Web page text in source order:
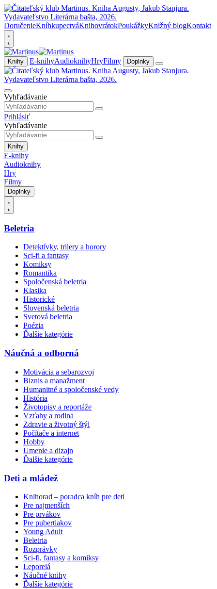
DoručenieKníhkupectváKnihovrátokPoukážkyKnižný blogKontakt
Knihy E-knihyAudioknihyHryFilmy Doplnky
Vyhľadávanie
Prihlásiť
Vyhľadávanie
Knihy
E-knihy
Audioknihy
Hry
Filmy
Doplnky
Beletria
Detektívky, trilery a horory
Sci-fi a fantasy
Komiksy
Romantika
Spoločenská beletria
Klasika
Historické
Slovenská beletria
Svetová beletria
Poézia
Ďalšie kategórie
Náučná a odborná
Motivácia a sebarozvoj
Biznis a manažment
Humanitné a spoločenské vedy
História
Životopisy a reportáže
Vzťahy a rodina
Zdravie a životný štýl
Počítače a internet
Hobby
Umenie a dizajn
Ďalšie kategórie
Deti a mládež
Knihorad – poradca kníh pre deti
Pre najmenších
Pre prvákov
Pre pubertiakov
Young Adult
Beletria
Rozprávky
Sci-fi, fantasy a komiksy
Leporelá
Náučné knihy
Ďalšie kategórie